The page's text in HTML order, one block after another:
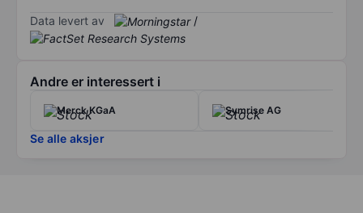
Data levert av /
Andre er interessert i
Merck KGaA Symrise AG
Se alle aksjer